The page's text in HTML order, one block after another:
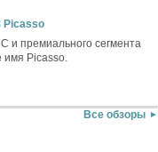
Picasso
и премиального сегмента
имя Picasso.
Все обзоры